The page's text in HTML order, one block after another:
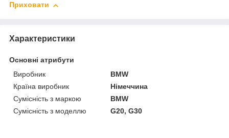
Приховати
Характеристики
Основні атрибути
Виробник
BMW
Країна виробник
Німеччина
Сумісність з маркою
BMW
Сумісність з моделлю
G20, G30